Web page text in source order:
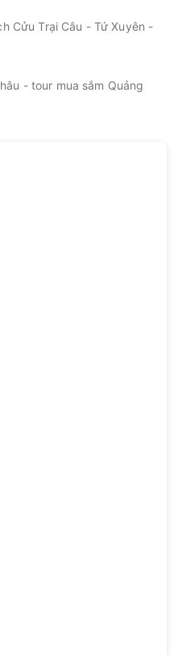
Cửu Trại Câu - Tứ Xuyên -
- tour mua sắm Quảng